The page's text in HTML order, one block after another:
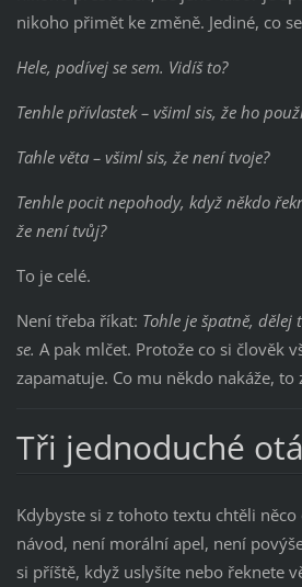
nikoho přimět ke změně. Jediné, co
Hele, podívej se sem. Vidíš to?
Tenhle přívlastek – všiml sis, že ho
Tahle věta – všiml sis, že není tvoje?
Tenhle pocit nepohody, když někdo
že není tvůj?
To je celé.
Není třeba říkat: Tohle je špatně, dělej
se. A pak mlčet. Protože co si člověk
zapamatuje. Co mu někdo nakáže, to
Tři jednoduché
Kdybyste si z tohoto textu chtěli
návod, není morální apel, není
si příště, když uslyšíte nebo řeknete